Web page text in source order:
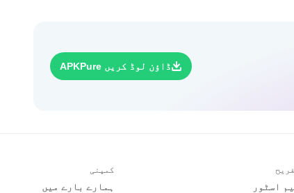
ڈاؤن لوڈ کریں APKPure
اسٹور
کمپنی
ہمارے بارے میں